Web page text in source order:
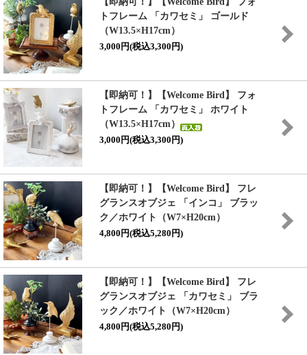
トフレーム 「カワセミ」 ゴールド
（W13.5×H17cm）
3,000円(税込3,300円)
【即納可！】【Welcome Bird】 フォ
トフレーム 「カワセミ」 ホワイト
（W13.5×H17cm）
3,000円(税込3,300円)
【即納可！】【Welcome Bird】 フレ
グランスオブジェ 「インコ」 ブラッ
ク／ホワイト（W7×H20cm）
4,800円(税込5,280円)
【即納可！】【Welcome Bird】 フレ
グランスオブジェ 「カワセミ」 ブラ
ック／ホワイト（W7×H20cm）
4,800円(税込5,280円)